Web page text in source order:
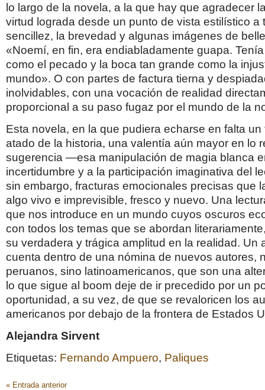
lo largo de la novela, a la que hay que agradecer
virtud lograda desde un punto de vista estilístico a
sencillez, la brevedad y algunas imágenes de
«Noemí, en fin, era endiabladamente guapa.
como el pecado y la boca tan grande como la
mundo». O con partes de factura tierna y
inolvidables, con una vocación de realidad
proporcional a su paso fugaz por el mundo de la
Esta novela, en la que pudiera echarse en falta un
atado de la historia, una valentía aún mayor en lo
sugerencia —esa manipulación de magia blanca
incertidumbre y a la participación imaginativa del
sin embargo, fracturas emocionales precisas que
algo vivo e imprevisible, fresco y nuevo. Una
que nos introduce en un mundo cuyos oscuros
con todos los temas que se abordan
su verdadera y trágica amplitud en la realidad. Un
cuenta dentro de una nómina de nuevos autores,
peruanos, sino latinoamericanos, que son una
lo que sigue al boom deje de ir precedido por un
oportunidad, a su vez, de que se revaloricen los
americanos por debajo de la frontera de Estados
Alejandra Sirvent
Etiquetas: Fernando Ampuero, Paliques
« Entrada anterior